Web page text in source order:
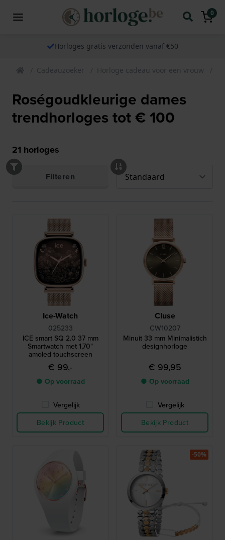
0
Horloges gratis verzonden vanaf €50
Cadeauzoeker Horloge cadeau voor een vrouw
Roségoudkleurige dames
trendhorloges tot € 100
21 horloges
Filteren
Ice-Watch
025233
ICE smart SQ 2.0 37 mm
Smartwatch met 1,70"
amoled touchscreen
€ 99,-
● Op voorraad
Vergelijk
Bekijk Product
Cluse
CW10207
Minuit 33 mm Minimalistich
designhorloge
€ 99,95
● Op voorraad
Vergelijk
Bekijk Product
-50%